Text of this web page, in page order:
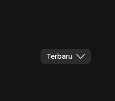
Terbaru